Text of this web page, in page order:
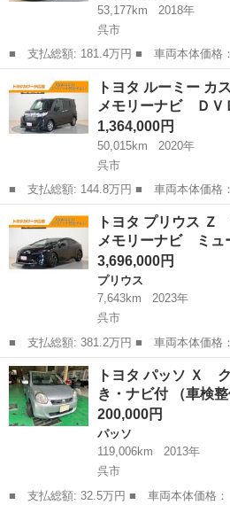
53,177km
2018年
呉市
■ 支払総額: 181.4万円 ■ 車両本体価格： 1,716,000 円 ■ メーカ
ー名： トヨタ ■ 車種名： Ｃ－ＨＲ
Ｄエディション フルセグ メモリーナ
クプレイ...
呉市 トヨタ
トヨタ ルーミー
メモリーナビ Ｄ
1,364,000円
50,015km
2020年
呉市
■ 支払総額: 144.8万円 ■ 車両本体価格： 1,364,000 円 ■ メーカ
ー名： トヨタ ■ 車種名： ルーミー
Ｇ－Ｔ フルセグ メモリーナビ ＤＶＤ
ヤー接続...
呉市 トヨタ
トヨタ プリウス
メモリーナビ ミュ
3,696,000円
プリウス
7,643km
2023年
呉市
■ 支払総額: 381.2万円 ■ 車両本体価格： 3,696,000 円 ■ メーカ
ー名： トヨタ ■ 車種名： プリウス
ルーフ フルセグ メモリーナビ ミュー
バックカ...
広島 呉市 プリウス
トヨタ パッソ Ｘ
き・ナビ付 （車検整
200,000円
パッソ
119,006km
2013年
呉市
■ 支払総額: 32.5万円 ■ 車両本体価格： 200,000 円 ■ メーカー